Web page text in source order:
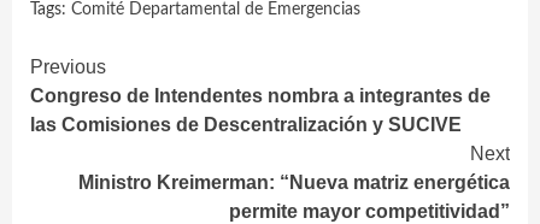
Tags: Comité Departamental de Emergencias
Continue
Reading
Previous
Congreso de Intendentes nombra a integrantes de
las Comisiones de Descentralización y SUCIVE
Next
Ministro Kreimerman: “Nueva matriz energética
permite mayor competitividad”